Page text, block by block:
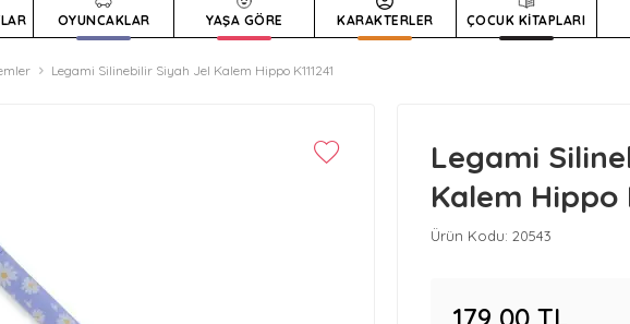
OYUNCAKLAR YAŞA GÖRE KARAKTERLER ÇOCUK KİTAPLARI
Legami Silinebilir Siyah Jel Kalem Hippo K111241
Legami
Kalem Hippo
Ürün Kodu: 20543
179,00 TL